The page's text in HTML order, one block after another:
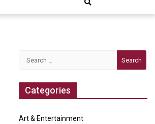
Categories
Art & Entertainment